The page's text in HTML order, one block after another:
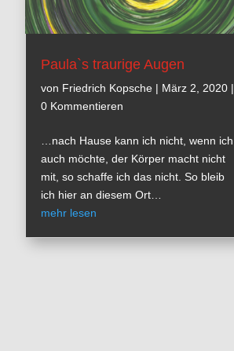
Paula`s traurige Augen
von Friedrich Kopsche | März 2, 2020 |
0 Kommentieren
…nach Hause kann ich nicht, wenn ich
auch möchte, der Körper macht nicht
mit, so schaffe ich das nicht. So bleib
ich hier an diesem Ort…
mehr lesen